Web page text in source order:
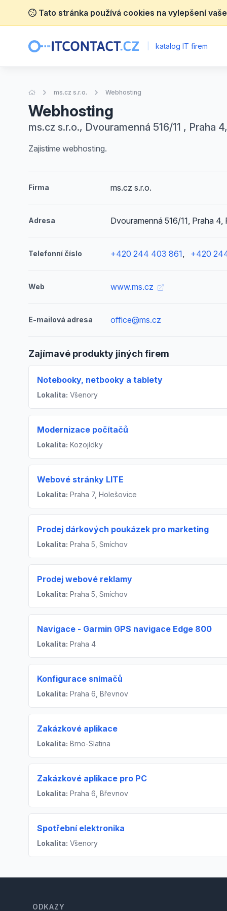
Tato stránka používá cookies na vylepšení
katalog IT firem
Úvodní stránka
ms.cz s.r.o. Webhosting
Webhosting
ms.cz s.r.o., Dvouramenná 516/11 , Praha
Zajistíme webhosting.
Firma ms.cz s.r.o.
Adresa Dvouramenná 516/11, Praha 4,
Telefonní číslo +420 244 403 861, +420
Web www.ms.cz
E-mailová adresa office@ms.cz
Zajímavé produkty jiných firem
Notebooky, netbooky a tablety
Lokalita: Všenory
Modernizace počítačů
Lokalita: Kozojídky
Webové stránky LITE
Lokalita: Praha 7, Holešovice
Prodej dárkových poukázek pro marketing
Lokalita: Praha 5, Smíchov
Prodej webové reklamy
Lokalita: Praha 5, Smíchov
Navigace - Garmin GPS navigace Edge 800
Lokalita: Praha 4
Konfigurace snímačů
Lokalita: Praha 6, Břevnov
Zakázkové aplikace
Lokalita: Brno-Slatina
Zakázkové aplikace pro PC
Lokalita: Praha 6, Břevnov
Spotřební elektronika
Lokalita: Všenory
ODKAZY